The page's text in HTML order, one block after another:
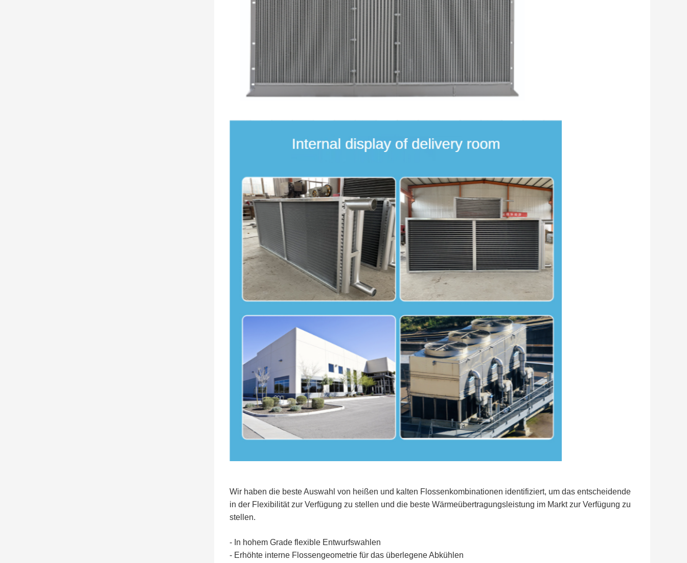
Wir haben die beste Auswahl von heißen und kalten Flossenkombinationen identifiziert, um das entscheidende
in der Flexibilität zur Verfügung zu stellen und die beste Wärmeübertragungsleistung im Markt zur Verfügung zu
stellen.
- In hohem Grade flexible Entwurfswahlen
- Erhöhte interne Flossengeometrie für das überlegene Abkühlen